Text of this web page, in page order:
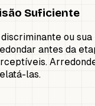
Suficiente
ou
antes da
las.